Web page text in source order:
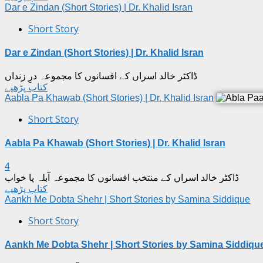
Dar e Zindan (Short Stories) | Dr. Khalid Isran
Short Story
Dar e Zindan (Short Stories) | Dr. Khalid Isran
ڈاکٹر خالد اسراں کے افسانوں کا مجموعہ درِ زنداں
کتاب پڑھیے
Aabla Pa Khawab (Short Stories) | Dr. Khalid Isran
Short Story
Aabla Pa Khawab (Short Stories) | Dr. Khalid Isran
4
ڈاکٹر خالد اسراں کے منتخب افسانوں کا مجموعہ آبلہ پا خواب
کتاب پڑھیے
Aankh Me Dobta Shehr | Short Stories by Samina Siddique
Short Story
Aankh Me Dobta Shehr | Short Stories by Samina